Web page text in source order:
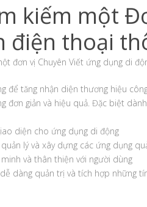
kiếm một
điện thoại
đơn vị Chuyên Viết ứng dụng di
để tăng nhận diện thương hiệu
đơn giản và hiệu quả. Đặc biệt
diện cho ứng dụng di động
lý và xây dựng các ứng dụng
và thân thiện với người dùng
dàng quản trị và tích hợp những